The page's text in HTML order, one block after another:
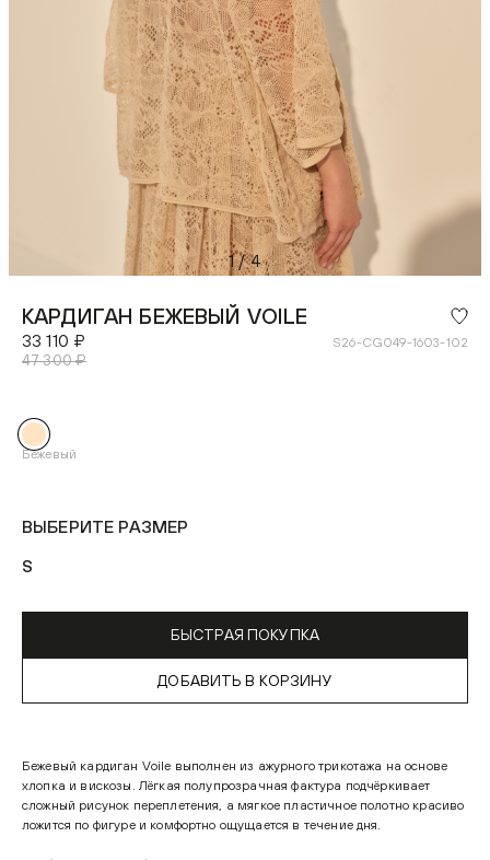
1/4
КАРДИГАН БЕЖЕВЫЙ VOILE
33 110 ₽
47 300 ₽
S26-CG049-1603-102
Бежевый
ВЫБЕРИТЕ РАЗМЕР
S
БЫСТРАЯ ПОКУПКА
ДОБАВИТЬ В КОРЗИНУ
Бежевый кардиган Voile выполнен из ажурного трикотажа на основе
хлопка и вискозы. Лёгкая полупрозрачная фактура подчёркивает
сложный рисунок переплетения, а мягкое пластичное полотно красиво
ложится по фигуре и комфортно ощущается в течение дня.